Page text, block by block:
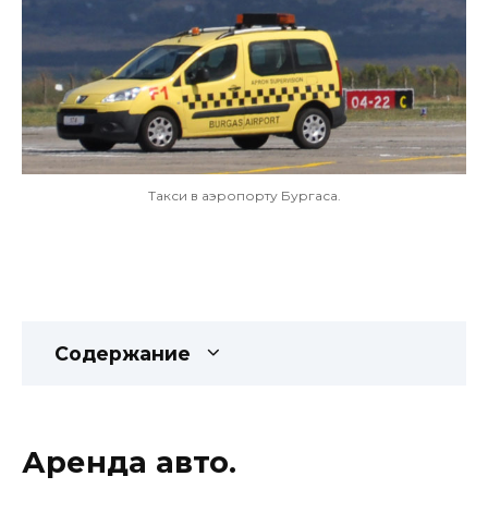
Такси в аэропорту Бургаса.
Содержание
Аренда авто.